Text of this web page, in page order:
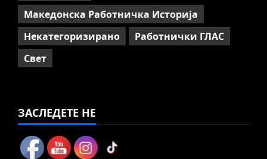
July 9, 2026 0
Македонска Работничка Историја
Некатегоризирано
Работнички ГЛАС
Свет
ЗАСЛЕДЕТЕ НЕ